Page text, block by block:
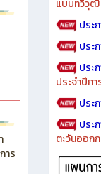
ประ
ประ
แบบทวิวุฒิ
ประ
ประ
ประ
ประจำปีก
ประ